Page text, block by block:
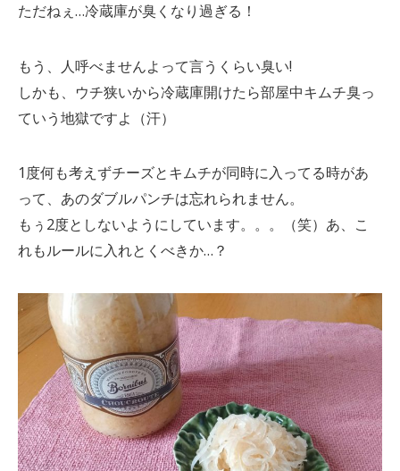
ただねぇ…冷蔵庫が臭くなり過ぎる！
もう、人呼べませんよって言うくらい臭い!
しかも、ウチ狭いから冷蔵庫開けたら部屋中キムチ臭っ
ていう地獄ですよ（汗）
1度何も考えずチーズとキムチが同時に入ってる時があ
って、あのダブルパンチは忘れられません。
もぅ2度としないようにしています。。。（笑）あ、こ
れもルールに入れとくべきか…？